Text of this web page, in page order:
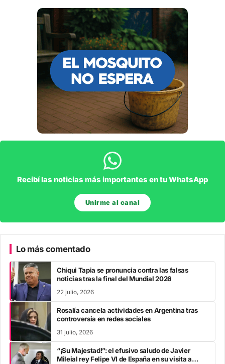
Recibí las noticias más importantes en tu WhatsApp
Unirme al canal
Lo más comentado
Chiqui Tapia se pronuncia contra las falsas
noticias tras la final del Mundial 2026
22 julio, 2026
Rosalía cancela actividades en Argentina tras
controversia en redes sociales
31 julio, 2026
“¡Su Majestad!”: el efusivo saludo de Javier
Mileial rey Felipe VI de España en su visita a